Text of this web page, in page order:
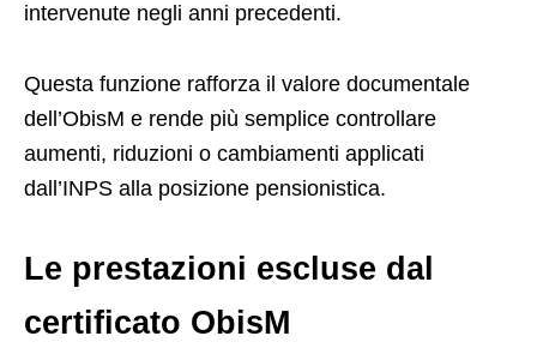
intervenute negli anni precedenti.
Questa funzione rafforza il valore documentale
dell’ObisM e rende più semplice controllare
aumenti, riduzioni o cambiamenti applicati
dall’INPS alla posizione pensionistica.
Le prestazioni escluse dal
certificato ObisM